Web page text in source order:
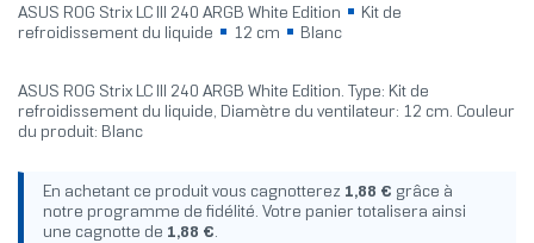
ASUS ROG Strix LC III 240 ARGB White Edition
Kit de
refroidissement du liquide
12 cm Blanc
ASUS ROG Strix LC III 240 ARGB White Edition. Type: Kit de
refroidissement du liquide, Diamètre du ventilateur: 12 cm. Couleur
du produit: Blanc
En achetant ce produit vous cagnotterez 1,88 € grâce à
notre programme de fidélité. Votre panier totalisera ainsi
une cagnotte de 1,88 €.